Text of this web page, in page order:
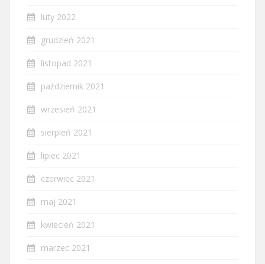
luty 2022
grudzień 2021
listopad 2021
październik 2021
wrzesień 2021
sierpień 2021
lipiec 2021
czerwiec 2021
maj 2021
kwiecień 2021
marzec 2021